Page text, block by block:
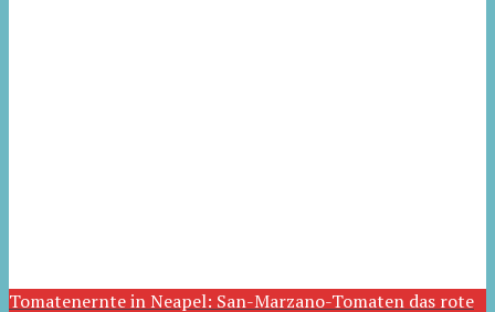
Tomatenernte in Neapel: San-Marzano-Tomaten das rote